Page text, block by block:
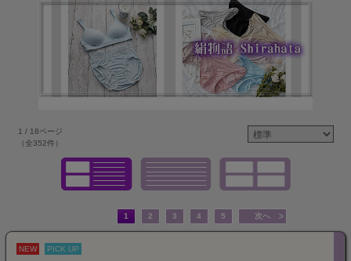
1 / 18ページ
（全352件）
1 2 3 4 5 次へ
NEW PICK UP